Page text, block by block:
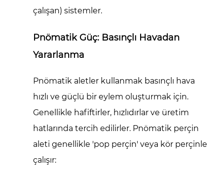
çalışan) sistemler.
Pnömatik Güç: Basınçlı Havadan
Yararlanma
Pnömatik aletler kullanmak basınçlı hava
hızlı ve güçlü bir eylem oluşturmak için.
Genellikle hafiftirler, hızlıdırlar ve üretim
hatlarında tercih edilirler. Pnömatik perçin
aleti genellikle 'pop perçin' veya kör perçinle
çalışır: